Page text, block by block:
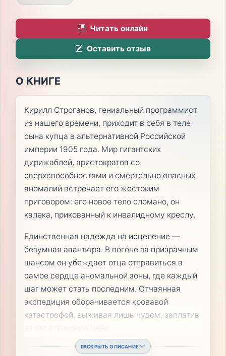
Читать онлайн
Оставить отзыв
О КНИГЕ
Кирилл Строганов, гениальный программист
из нашего времени, приходит в себя в теле
сына купца в альтернативной Российской
империи 1905 года. Мир гигантских
дирижаблей, аристократов со
сверхспособностями и смертельно опасных
аномалий встречает его жестоким
приговором: его новое тело сломано, он
калека, прикованный к инвалидному креслу.
Единственная надежда на исцеление —
безумная авантюра. В погоне за призрачным
шансом он убеждает отца отправиться в
самое сердце аномальной зоны, где каждый
шаг может стать последним. Отчаянная
экспедиция оборачивается кровавой
катастрофой, выживая лишь чудом, заплатив
РАСКРЫТЬ ОПИСАНИЕ